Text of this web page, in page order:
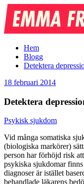
Emma
Frans
Hem
Blogg
Detektera
18 februari 2014
Detektera
Psykisk sjukdom
Vid många somatiska
(biologiska markörer)
person har förhöjd risk
psykiska sjukdomar
diagnoser är istället
behandlade läkarens